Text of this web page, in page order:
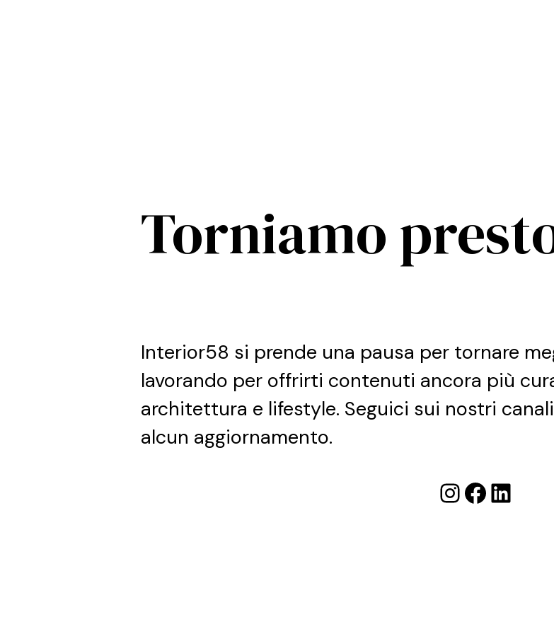
Torniamo
Interior58 si prende una pausa per tornare
lavorando per offrirti contenuti ancora più
architettura e lifestyle. Seguici sui nostri
alcun aggiornamento.
Instagram